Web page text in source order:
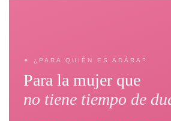
✦ ¿PARA QUIÉN ES ADÁRA?
Para la mujer que
no tiene tiempo de